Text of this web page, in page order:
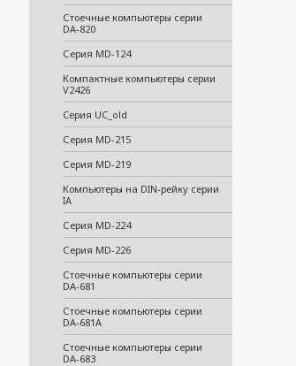
Стоечные компьютеры серии
DA-820
Серия MD-124
Компактные компьютеры серии
V2426
Cерия UC_old
Серия MD-215
Серия MD-219
Компьютеры на DIN-рейку серии
IA
Серия MD-224
Серия MD-226
Стоечные компьютеры серии
DA-681
Стоечные компьютеры серии
DA-681A
Стоечные компьютеры серии
DA-683